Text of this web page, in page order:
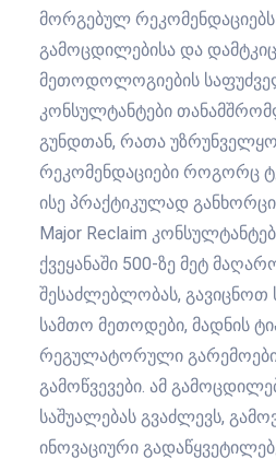
მორგებულ
გამოცდილებისა და
მეთოდოლოგიების
კონსულტანტები
გუნდთან, რათა
რეკომენდაციები როგორც
ისე პრაქტიკულად
Major Reclaim
ქვეყანაში 500-ზე მეტ
შესაძლებლობას, გავიცნოთ
სამთო მეთოდები, მადნის
რეგულატორული
გამოწვევები. ამ
საშუალებას გვაძლევს,
ინოვაციური